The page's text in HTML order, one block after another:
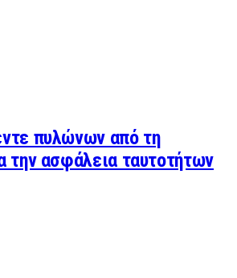
πυλώνων από τη
την ασφάλεια ταυτοτήτων